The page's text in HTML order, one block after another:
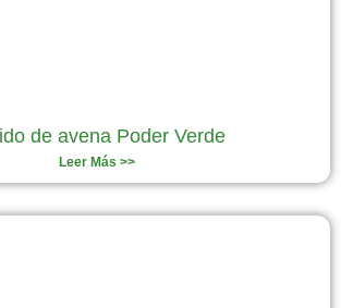
de avena Poder Verde
Leer Más >>